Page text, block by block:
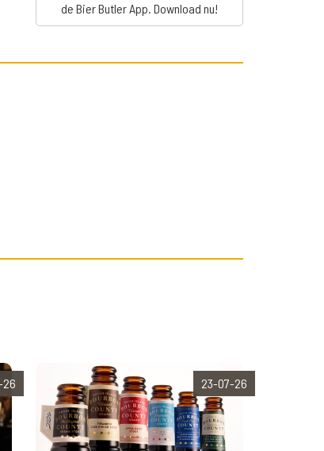
de Bier Butler App. Download nu!
26 23-07-26